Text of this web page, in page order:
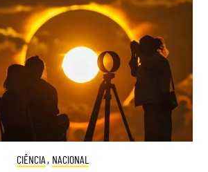
CIÊNCIA , NACIONAL